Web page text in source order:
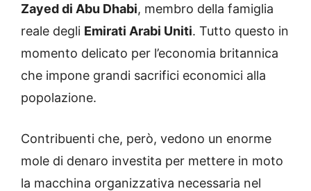
Zayed di Abu Dhabi, membro della famiglia
reale degli Emirati Arabi Uniti. Tutto questo in
momento delicato per l’economia britannica
che impone grandi sacrifici economici alla
popolazione.
Contribuenti che, però, vedono un enorme
mole di denaro investita per mettere in moto
la macchina organizzativa necessaria nel